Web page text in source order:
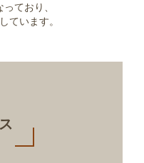
ており、
ています。